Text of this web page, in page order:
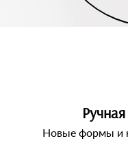
Новые формы и